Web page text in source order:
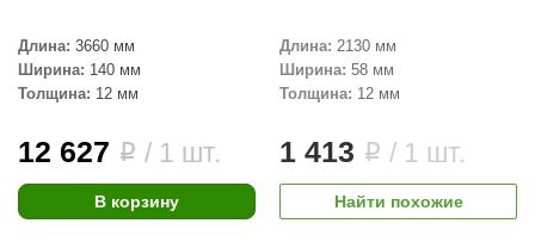
Длина: 3660 мм
Ширина: 140 мм
Толщина: 12 мм
12 627 i / 1 шт.
В корзину
Длина: 2130 мм
Ширина: 58 мм
Толщина: 12 мм
1 413 i / 1 шт.
Найти похожие